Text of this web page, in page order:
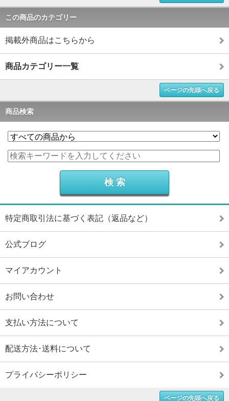
この商品のカテゴリー
掲載外商品はこちらから
商品カテゴリー一覧
ページの先頭へ戻る
商品検索
特定商取引法に基づく表記（返品など）
公式ブログ
マイアカウント
お問い合わせ
支払い方法について
配送方法･送料について
プライバシーポリシー
ページの先頭へ戻る